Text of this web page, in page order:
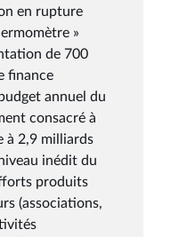
en rupture
»
de 700
finance
annuel du
consacré à
à 2,9 milliards
inédit du
produits
(associations,